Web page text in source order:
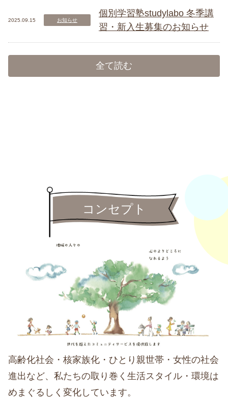
2025.09.15 お知らせ
個別学習塾studylabo 冬季講
習・新入生募集のお知らせ
全て読む
コンセプト
高齢化社会・核家族化・ひとり親世帯・女性の社会
進出など、私たちの取り巻く生活スタイル・環境は
めまぐるしく変化しています。